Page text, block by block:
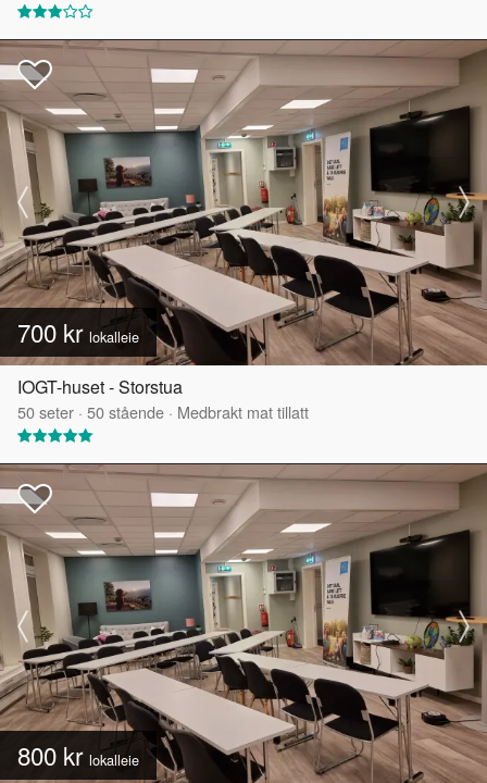
700 kr lokalleie
IOGT-huset - Storstua
50seter · 50stående · Medbrakt mat tillatt
800 kr lokalleie